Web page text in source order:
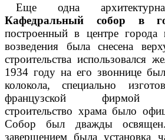
Еще одна
Кафедральный собор в
построенный в центре
возведения была снесена
строительства использовался
1934 году на его звоннице
колокола, специально
французской фирмой
строительство храма было
Собор был дважды
завершением была установка